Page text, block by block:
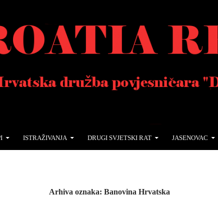
ISTRAŽIVANJA DRUGI SVJETSKI RAT JASENOVAC
Arhiva oznaka: Banovina Hrvatska